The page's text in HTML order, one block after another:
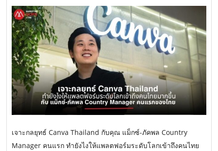
เจาะกลยุทธ์ Canva Thailand กับคุณ แม็กซ์-ภัคพล Country
Manager คนแรก ทำยังไงให้แพลตฟอร์มระดับโลกเข้าถึงคนไทย